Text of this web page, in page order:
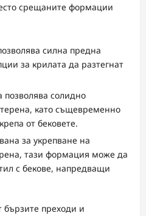
срещаните формации
силна предна
за крилата да разтегнат
позволява солидно
като същевременно
от бековете.
за укрепване на
тази формация може да
с бекове, напредващи
бързите преходи и